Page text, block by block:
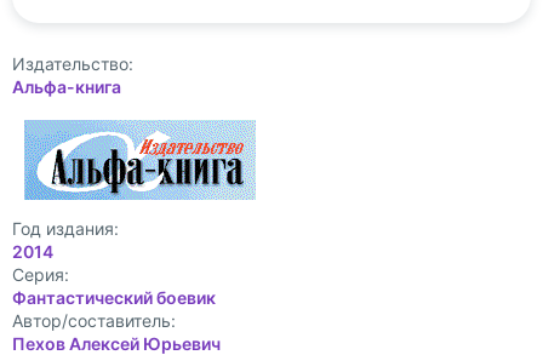
Издательство:
Альфа-книга
Год издания:
2014
Cерия:
Фантастический боевик
Автор/составитель:
Пехов Алексей Юрьевич